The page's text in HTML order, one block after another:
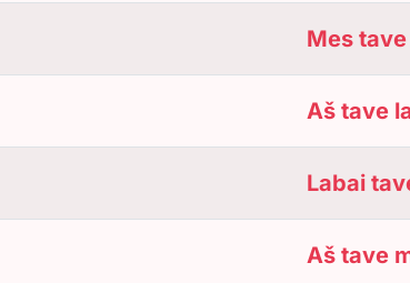
Mes
Aš tave
Labai
Aš tave